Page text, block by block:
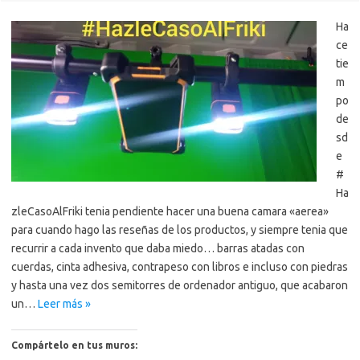
Ha
ce
tie
m
po
de
sd
e
#
Ha
zleCasoAlFriki tenia pendiente hacer una buena camara «aerea»
para cuando hago las reseñas de los productos, y siempre tenia que
recurrir a cada invento que daba miedo… barras atadas con
cuerdas, cinta adhesiva, contrapeso con libros e incluso con piedras
y hasta una vez dos semitorres de ordenador antiguo, que acabaron
un… Leer más »
Compártelo en tus muros: